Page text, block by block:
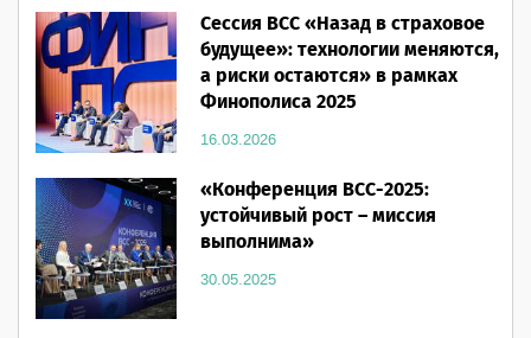
Сессия ВСС «Назад в страховое
будущее»: технологии меняются,
а риски остаются» в рамках
Финополиса 2025
16.03.2026
«Конференция ВСС-2025:
устойчивый рост – миссия
выполнима»
30.05.2025